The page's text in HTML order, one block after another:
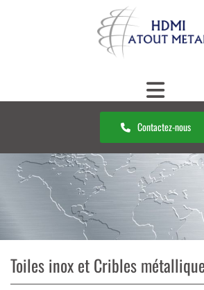
Contactez-nous
Toiles inox et Cribles